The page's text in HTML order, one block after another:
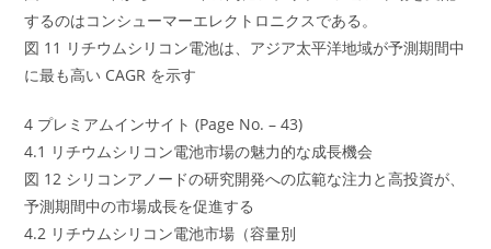
するのはコンシューマーエレクトロニクスである。
図 11 リチウムシリコン電池は、アジア太平洋地域が予測期間中
に最も高い CAGR を示す
4 プレミアムインサイト (Page No. – 43)
4.1 リチウムシリコン電池市場の魅力的な成長機会
図 12 シリコンアノードの研究開発への広範な注力と高投資が、
予測期間中の市場成長を促進する
4.2 リチウムシリコン電池市場（容量別